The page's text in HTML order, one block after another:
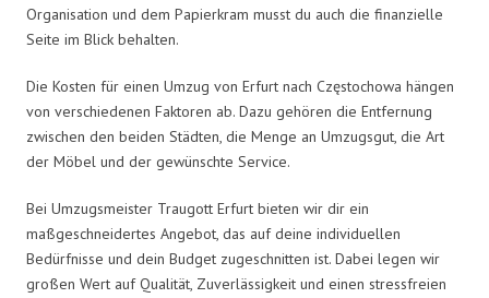
Organisation und dem Papierkram musst du auch die finanzielle
Seite im Blick behalten.
Die Kosten für einen Umzug von Erfurt nach Częstochowa hängen
von verschiedenen Faktoren ab. Dazu gehören die Entfernung
zwischen den beiden Städten, die Menge an Umzugsgut, die Art
der Möbel und der gewünschte Service.
Bei Umzugsmeister Traugott Erfurt bieten wir dir ein
maßgeschneidertes Angebot, das auf deine individuellen
Bedürfnisse und dein Budget zugeschnitten ist. Dabei legen wir
großen Wert auf Qualität, Zuverlässigkeit und einen stressfreien